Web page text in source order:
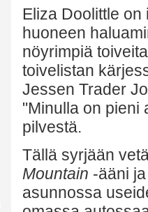
Eliza Doolittle
huoneen
nöyrimpiä
toivelistan
Jessen Trader
"Minulla on pieni
pilvestä.
Tällä syrjään
Mountain -ääni
asunnossa